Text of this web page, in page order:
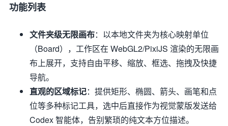
功能列表
文件夹级无限画布：以本地文件夹为核心映射单位
（Board），工作区在 WebGL2/PixiJS 渲染的无限画
布上展开，支持自由平移、缩放、框选、拖拽及快捷
导航。
直观的区域标记：提供矩形、椭圆、箭头、画笔和点
位等多种标记工具，选中后直接作为视觉蒙版发送给
Codex 智能体，告别繁琐的纯文本方位描述。